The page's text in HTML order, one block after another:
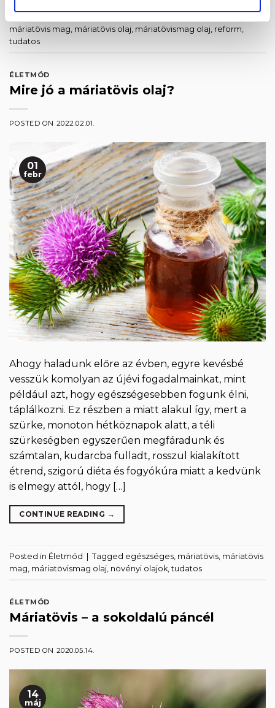
máriatövis mag máriatövis olaj máriatövismag olaj reform
tudatos
ÉLETMÓD
Mire jó a máriatövis olaj?
POSTED ON 2022.02.01.
01
febr
Ahogy haladunk előre az évben, egyre kevésbé
vesszük komolyan az újévi fogadalmainkat, mint
például azt, hogy egészségesebben fogunk élni,
táplálkozni. Ez részben a miatt alakul így, mert a
szürke, monoton hétköznapok alatt, a téli
szürkeségben egyszerűen megfáradunk és
számtalan, kudarcba fulladt, rosszul kialakított
étrend, szigorú diéta és fogyókúra miatt a kedvünk
is elmegy attól, hogy […]
CONTINUE READING →
Posted in Életmód | Tagged egészséges máriatövis máriatövis
mag máriatövismag olaj növényi olajok ,tudatos
ÉLETMÓD
Máriatövis – a sokoldalú páncél
POSTED ON 2020.05.14.
14
máj